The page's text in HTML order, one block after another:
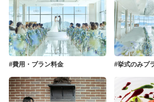
費用・プラン料金 挙式のみプ